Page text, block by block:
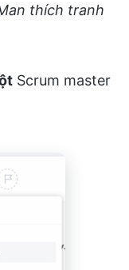
thích tranh
Scrum master